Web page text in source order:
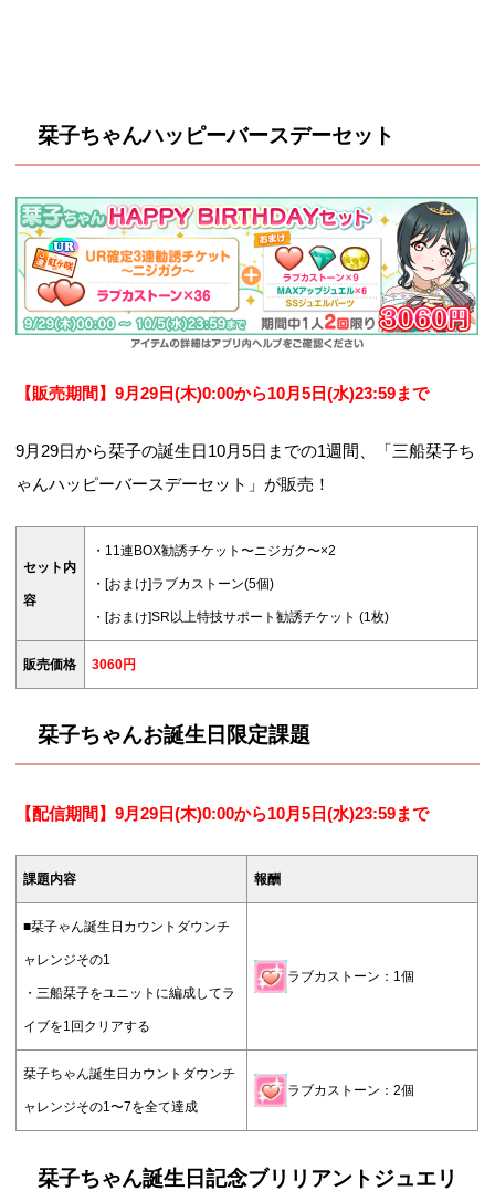
栞子ちゃんハッピーバースデーセット
【販売期間】9月29 日(木)0:00から10月5日(水)23:59まで
9月29日から栞子の誕生日10月5日までの1週間、「三船栞子ち
ゃんハッピーバースデーセット」が販売！
セット内
容
・11連BOX勧誘チケット〜ニジガク〜×2
・[おまけ]ラブカストーン(5個)
・[おまけ]SR以上特技サポート勧誘チケット (1枚)
販売価格 3060円
栞子ちゃんお誕生日限定課題
【配信期間】9月29 日(木)0:00から10月5日(水)23:59まで
課題内容 報酬
■栞子ゃん誕生日カウントダウンチ
ャレンジその1
・三船栞子をユニットに編成してラ
イブを1回クリアする
ラブカストーン：1個
栞子ちゃん誕生日カウントダウンチ
ャレンジその1〜7を全て達成
ラブカストーン：2個
栞子ちゃん誕生日記念ブリリアントジュエリ